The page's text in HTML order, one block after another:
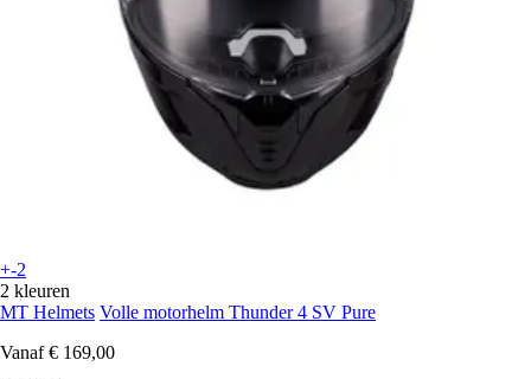
+-2
2 kleuren
MT Helmets Volle motorhelm Thunder 4 SV Pure
Vanaf € 169,00